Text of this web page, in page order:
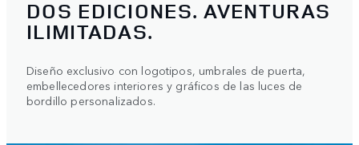
DOS EDICIONES. AVENTURAS
ILIMITADAS.
Diseño exclusivo con logotipos, umbrales de puerta,
embellecedores interiores y gráficos de las luces de
bordillo personalizados.